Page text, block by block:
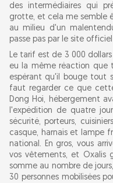
des intermédiaires qui
grotte, et cela me semble
au milieu d'un
passe pas par le site
Le tarif est de 3 000 dollars
eu la même réaction que
espérant qu'il bouge tout
faut regarder ce que
Dong Hoi, hébergement
l'expédition de quatre
sécurité, porteurs,
casque, harnais et lampe
national. En gros, vous
vos vêtements, et Oxalis
somme au nombre de
30 personnes mobilisées